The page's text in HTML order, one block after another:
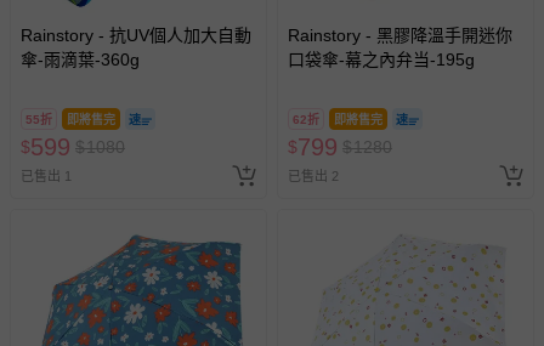
瑕疵退換貨所產生的運費，將由媽咪愛負責處理，若非瑕疵
退貨，您可至『查詢訂單』>『已出貨』中查詢該筆訂單，
至媽咪愛 LINE@客服ID: @mamilove我們將依序為您處理
與服務，謝謝。
留商品未達活動門檻，將以原價計算，活動贈品亦需一併退
回。
部分商品依據消費者保護法的規定，不適用七天鑑賞期/猶
Rainstory - 抗UV個人加大自動
傘-雨滴葉-360g
55折 即將售完
$599 $1080
已售出 1
Rainstory - 黑膠降溫手開迷你
口袋傘-幕之內弁当-195g
62折 即將售完
$799 $1280
已售出 2